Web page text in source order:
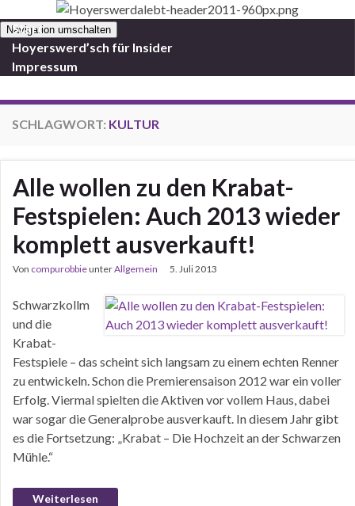
Navigation umschalten
Start
Hoyerswerd’sch für Insider
Impressum
SCHLAGWORT: KULTUR
Alle wollen zu den Krabat-
Festspielen: Auch 2013 wieder
komplett ausverkauft!
Von compurobbieunterAllgemein 5. Juli 2013
Schwarzkollm
und die
Krabat-
Festspiele – das scheint sich langsam zu einem echten Renner
zu entwickeln. Schon die Premierensaison 2012 war ein voller
Erfolg. Viermal spielten die Aktiven vor vollem Haus, dabei
war sogar die Generalprobe ausverkauft. In diesem Jahr gibt
es die Fortsetzung: „Krabat – Die Hochzeit an der Schwarzen
Mühle.“
Weiterlesen